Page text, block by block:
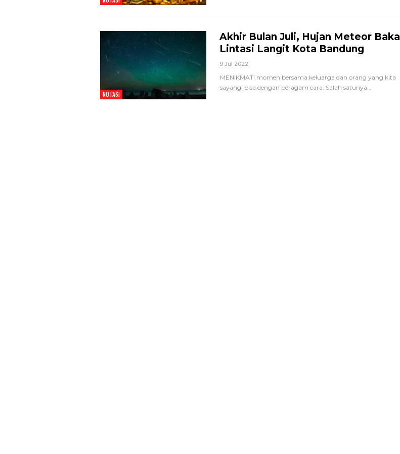
NOTASI
Akhir Bulan Juli, Hujan Meteor Bakal
Lintasi Langit Kota Bandung
9 Jul 2022
MENIKMATI momen bersama keluarga dan orang yang kita
sayangi bisa dengan beragam cara. Salah satunya…
Temui Wamen Koperasi RI,
Bupati Bandung Perkuat
Skema Pembiayaan Koperasi
Pemkot Siapkan TPST